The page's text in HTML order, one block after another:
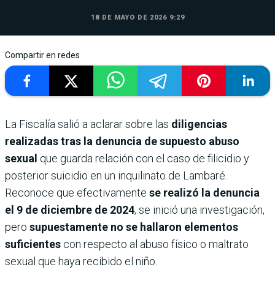
18 DE MAYO DE 2026 9:29
Compartir en redes
La Fiscalía salió a aclarar sobre las diligencias
realizadas tras la denuncia de supuesto abuso
sexual que guarda relación con el caso de filicidio y
posterior suicidio en un inquilinato de Lambaré.
Reconoce que efectivamente se realizó la denuncia
el 9 de diciembre de 2024, se inició una investigación,
pero supuestamente no se hallaron elementos
suficientes con respecto al abuso físico o maltrato
sexual que haya recibido el niño.